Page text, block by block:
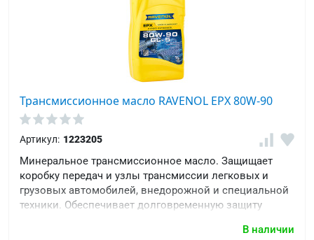
Трансмиссионное масло RAVENOL EPX 80W-90
Артикул: 1223205
Минеральное трансмиссионное масло. Защищает
коробку передач и узлы трансмиссии легковых и
грузовых автомобилей, внедорожной и специальной
техники. Обеспечивает долговременную защиту
В наличии